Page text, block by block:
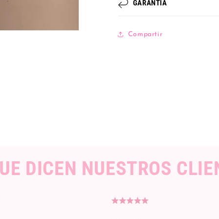
GARANTÍA
Compartir
DICEN NUESTROS